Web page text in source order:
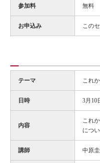
参加料 無料
お申込み この
テーマ これ
日時 3月10
内容
これ
につ
講師 中原